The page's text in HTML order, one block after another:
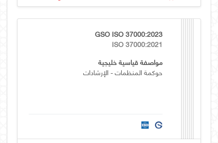
GSO ISO 37000:2023
ISO 37000:2021
مواصفة قياسية خليجية
حوكمة المنظمات - الإرشادات